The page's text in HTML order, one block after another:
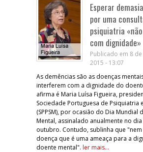
Esperar
por uma
psiquiatria
com dignidade»
Publicado em 8
2015 - 13:07
As demências são as doenças
interferem com a dignidade do
afirma é Maria Luísa Figueira,
Sociedade Portuguesa de Psiquiatria
(SPPSM), por ocasião do Dia Mundial
Mental, assinalado anualmente no
outubro. Contudo, sublinha que
doença que é uma ameaça para a
doente mental". ler mais...